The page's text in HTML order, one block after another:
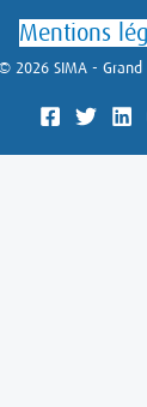
Mentions
2026 SIMA - Grand